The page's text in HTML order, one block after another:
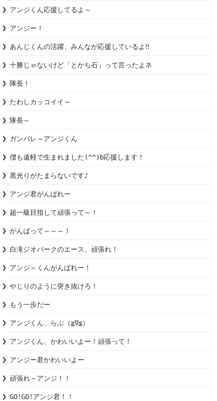
アンジくん応援してるよ～
アンジー！
あんじくんの活躍、みんなが応援しているよ‼︎
十勝じゃないけど「とかち石」って言ったよネ
隊長！
たわしカッコイイ～
隊長～
ガンバレ～アンジくん
僕も遠軽で生まれました(^^)b応援します！
黒光りがたまらないです♪
アンジ君がんばれー
超一級目指して頑張って～！
がんばって～～～！
白滝ジオパークのエース、頑張れ！
アンジ～くんがんばれー！
やじりのように突き抜けろ！
もう一歩だー
アンジくん、らぶ（≧∇≦）
アンジくん、かわいいよー！頑張って！
アンジー君かわいいよー
頑張れ～アンジ！！
GO!GO!アンジ君！！